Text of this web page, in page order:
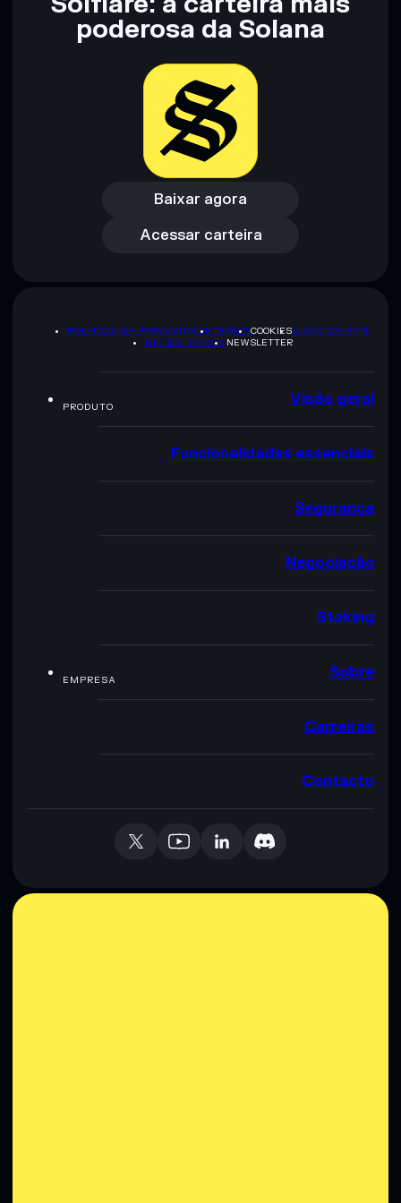
pesquisa. Dados fornecidos pelo rugcheck.xyz.
poderosa da Solana
Baixar agora
Baixar agora
Acessar carteira
Acessar carteira
POLÍTICA DE PRIVACIDADETERMSCOOKIESMAPA DO SITE
KIT DA MARCA NEWSLETTER
PRODUTO Visão geral
Funcionalidades essenciais
Segurança
Negociação
Staking
EMPRESA Sobre
Carreiras
Contacto